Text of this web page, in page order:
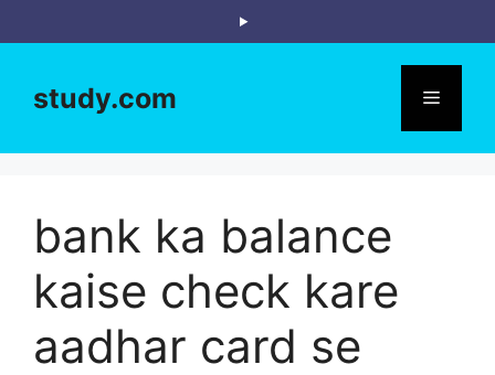
to
study.com Menu
bank ka balance
kaise check kare
aadhar card se